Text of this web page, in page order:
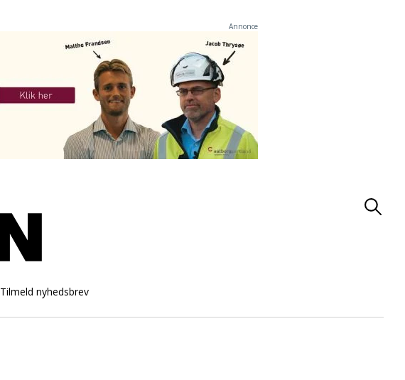
Annonce
Tilmeld nyhedsbrev